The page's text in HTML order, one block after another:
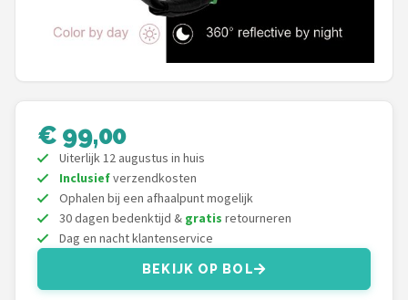
BBB Cycling
Shimano
Cortina
Alle merken →
€ 99,00
Uiterlijk 12 augustus in huis
Inclusiefverzendkosten
Ophalen bij een afhaalpunt mogelijk
30 dagen bedenktijd & gratis retourneren
Dag en nacht klantenservice
BEKIJK OP BOL